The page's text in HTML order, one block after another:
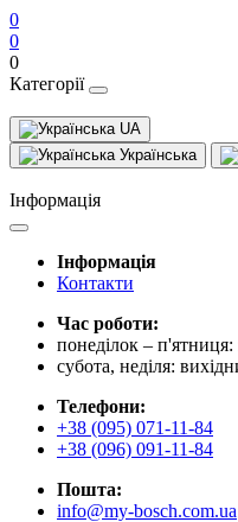
0
0
0
Категорії
UA
Українська
Інформація
Інформація
Контакти
Час роботи:
понеділок –
субота, неділя:
Телефони:
+38 (095) 071-11-84
+38 (096) 091-11-84
Пошта:
info@my-bosch.com.ua